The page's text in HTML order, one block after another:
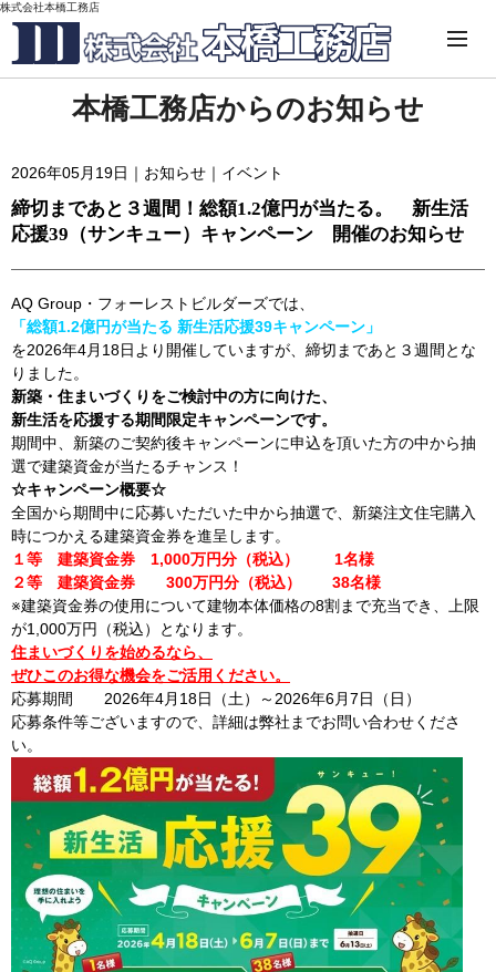
株式会社本橋工務店
本橋工務店からのお知らせ
2026年05月19日｜ お知らせ ｜ イベント
締切まであと３週間！総額1.2億円が当たる。 新生活
応援39（サンキュー）キャンペーン 開催のお知らせ
AQ Group・フォーレストビルダーズでは、
「総額1.2億円が当たる 新生活応援39キャンペーン」
を2026年4月18日より開催していますが、締切まであと３週間とな
りました。
新築・住まいづくりをご検討中の方に向けた、
新生活を応援する期間限定キャンペーンです。
期間中、新築のご契約後キャンペーンに申込を頂いた方の中から抽
選で建築資金が当たるチャンス！
☆キャンペーン概要☆
全国から期間中に応募いただいた中から抽選で、新築注文住宅購入
時につかえる建築資金券を進呈します。
１等 建築資金券 1,000万円分（税込） 1名様
２等 建築資金券 300万円分（税込） 38名様
※建築資金券の使用について建物本体価格の8割まで充当でき、上限
が1,000万円（税込）となります。
住まいづくりを始めるなら、
ぜひこのお得な機会をご活用ください。
応募期間 2026年4月18日（土）～2026年6月7日（日）
応募条件等ございますので、詳細は弊社までお問い合わせくださ
い。